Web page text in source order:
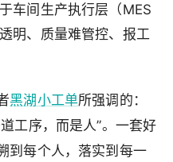
车间生产执行层（MES
明、质量难管控、报工
黑湖小工单所强调的：
工序，而是人”。一套好
到每个人，落实到每一